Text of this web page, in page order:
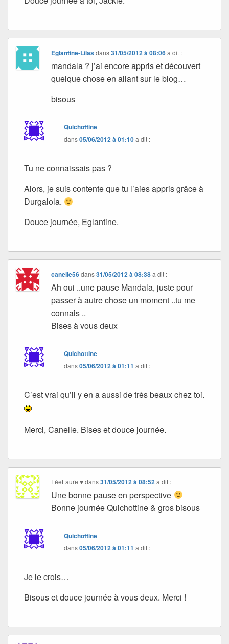
Eglantine-Lilasdans31/05/2012 à 08:06 a dit :
mandala ? j’ai encore appris et découvert
quelque chose en allant sur le blog…
bisous
Quichottine
dans05/06/2012 à 01:10a dit :
Tu ne connaissais pas ?
Alors, je suis contente que tu l’aies appris grâce à
Durgalola.
Douce journée, Eglantine.
canelle56dans31/05/2012 à 08:38 a dit :
Ah oui ..une pause Mandala, juste pour
passer à autre chose un moment ..tu me
connais ..
Bises à vous deux
Quichottine
dans05/06/2012 à 01:11 a dit :
C’est vrai qu’il y en a aussi de très beaux chez toi.
Merci, Canelle. Bises et douce journée.
FéeLaure ♥dans31/05/2012 à 08:52 a dit :
Une bonne pause en perspective
Bonne journée Quichottine & gros bisous
Quichottine
dans05/06/2012 à 01:11 a dit :
Je le crois…
Bisous et douce journée à vous deux. Merci !